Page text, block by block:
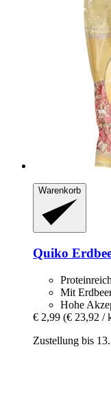
Warenkorb
Quiko
Mit
Hohe
€ 2,99 (€ 23,92 /
Zustellung bis